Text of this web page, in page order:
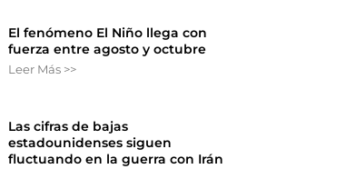
El fenómeno El Niño llega con
fuerza entre agosto y octubre
Leer Más >>
Las cifras de bajas
estadounidenses siguen
fluctuando en la guerra con Irán